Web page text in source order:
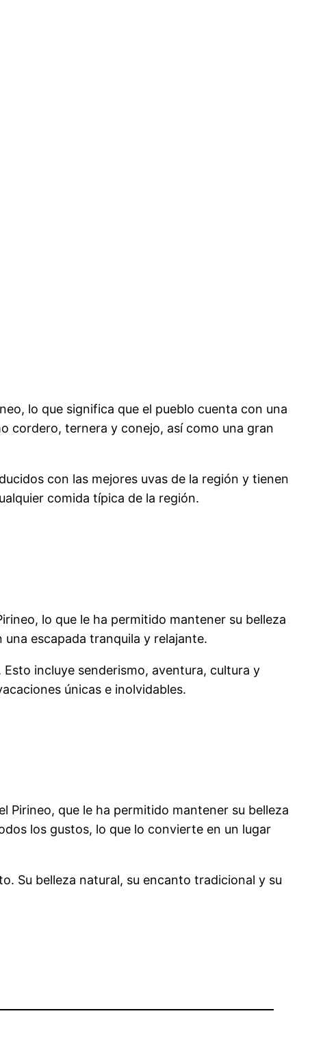
lo que significa que el pueblo cuenta con una
cordero, ternera y conejo, así como una gran
con las mejores uvas de la región y tienen
comida típica de la región.
lo que le ha permitido mantener su belleza
escapada tranquila y relajante.
incluye senderismo, aventura, cultura y
únicas e inolvidables.
Pirineo, que le ha permitido mantener su belleza
los gustos, lo que lo convierte en un lugar
Su belleza natural, su encanto tradicional y su